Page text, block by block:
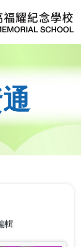
輯